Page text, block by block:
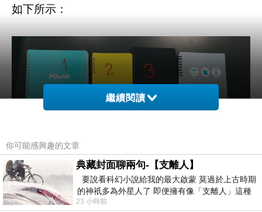
如下所示：
繼續閱讀
你可能感興趣的文章
典藏封面聊兩句-【支離人】
要說看科幻小說給我的最大啟蒙 莫過於上古時期
的神祇多為外星人了 即便擁有像「支離人」這種
驚世駭俗的神通法門 也未必讀
23 小時前